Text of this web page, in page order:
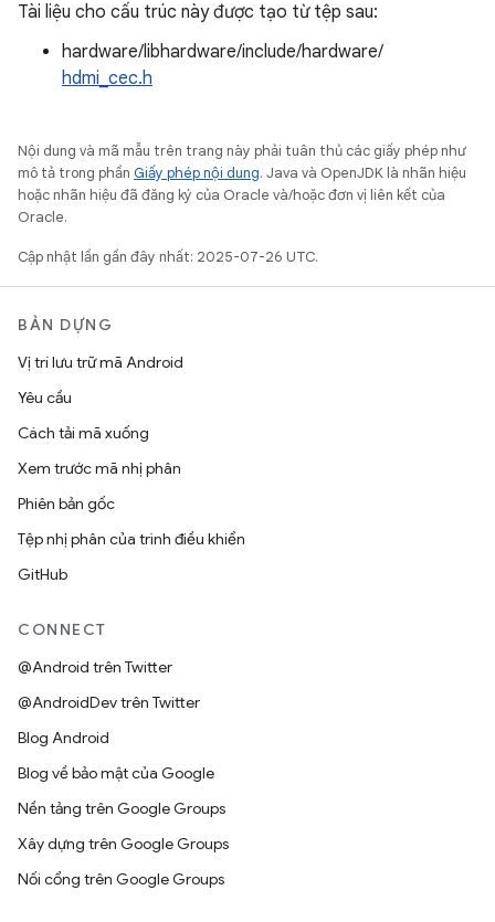
Tài liệu cho cấu trúc này được tạo từ tệp sau:
hardware/libhardware/include/hardware/
hdmi_cec.h
Nội dung và mã mẫu trên trang này phải tuân thủ các giấy phép như
mô tả trong phần Giấy phép nội dung. Java và OpenJDK là nhãn hiệu
hoặc nhãn hiệu đã đăng ký của Oracle và/hoặc đơn vị liên kết của
Oracle.
Cập nhật lần gần đây nhất: 2025-07-26 UTC.
BẢN DỰNG
Vị trí lưu trữ mã Android
Yêu cầu
Cách tải mã xuống
Xem trước mã nhị phân
Phiên bản gốc
Tệp nhị phân của trình điều khiển
GitHub
CONNECT
@Android trên Twitter
@AndroidDev trên Twitter
Blog Android
Blog về bảo mật của Google
Nền tảng trên Google Groups
Xây dựng trên Google Groups
Nối cổng trên Google Groups